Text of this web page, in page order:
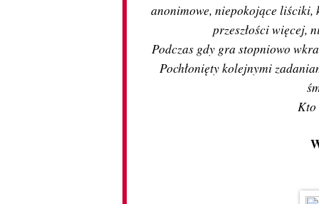
anonimowe, niepokojące liściki,
przeszłości więcej,
Podczas gdy gra stopniowo
Pochłonięty kolejnymi
Kto